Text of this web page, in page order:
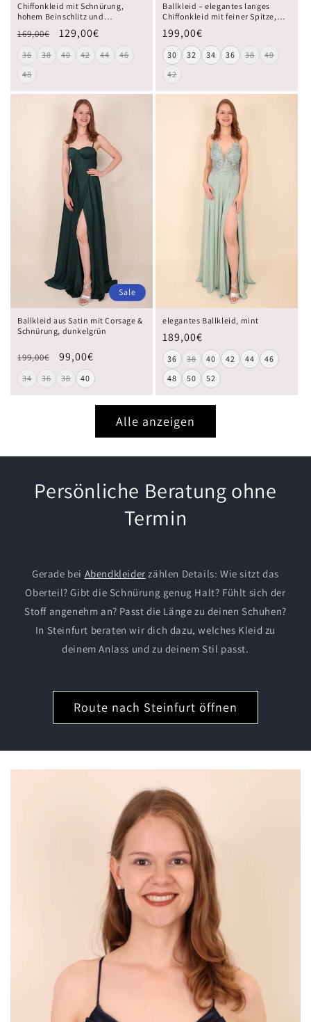
Chiffonkleid mit Schnürung,
hohem Beinschlitz und
Raffungen, mint
169,00€ 129,00€
36 38 40 42 44
46
48
Ballkleid – elegantes langes
Chiffonkleid mit feiner Spitze,
bordeaux
199,00€
30 32 34 36 38
40
42
Sale
Ballkleid aus Satin mit Corsage &
Schnürung, dunkelgrün
199,00€ 99,00€
34 36 38 40
elegantes Ballkleid, mint
189,00€
36 38 40 42 44
46
48
50 52
Alle anzeigen
Persönliche Beratung ohne
Termin
Gerade bei Abendkleider zählen Details: Wie sitzt das
Oberteil? Gibt die Schnürung genug Halt? Fühlt sich der
Stoff angenehm an? Passt die Länge zu deinen Schuhen?
In Steinfurt beraten wir dich dazu, welches Kleid zu
deinem Anlass und zu deinem Stil passt.
Route nach Steinfurt öffnen